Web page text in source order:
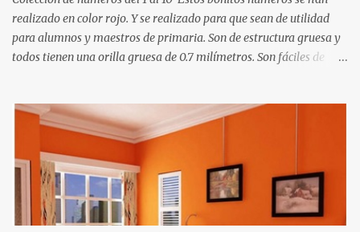
realizado en color rojo. Y se realizado para que sean de utilidad
para alumnos y maestros de primaria. Son de estructura gruesa y
todos tienen una orilla gruesa de 0.7 milímetros. Son fáciles de
matemáticos, para decorar los cumpleaños de los niños, entre
otras cosas.